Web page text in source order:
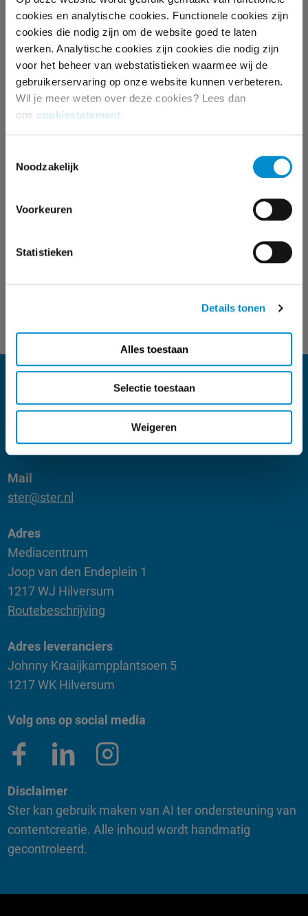
cookies en analytische cookies. Functionele cookies zijn
cookies die nodig zijn om de website goed te laten
werken. Analytische cookies zijn cookies die nodig zijn
voor het beheer van webstatistieken waarmee wij de
gebruikerservaring op onze website kunnen verbeteren.
Wil je meer weten over deze cookies? Lees dan
ons cookiestatement.
Noodzakelijk
Voorkeuren
Statistieken
Details tonen
Alles toestaan
Selectie toestaan
Weigeren
LUISTERCIJFERS: NPO RADIO 2
DOMINEERT
KOM IN CONTACT
035 672 55 00
Mail
ster@ster.nl
Adres
Mediacentrum
Joop van den Endeplein 1
1217 WJ Hilversum
Routebeschrijving
Adres leveranciers
Johnny Kraaijkampplantsoen 5
1217 WK Hilversum
Volg ons op social media
Disclaimer
Ster kan gebruik maken van AI ter ondersteuning van
contentcreatie. Alle inhoud wordt handmatig
gecontroleerd.